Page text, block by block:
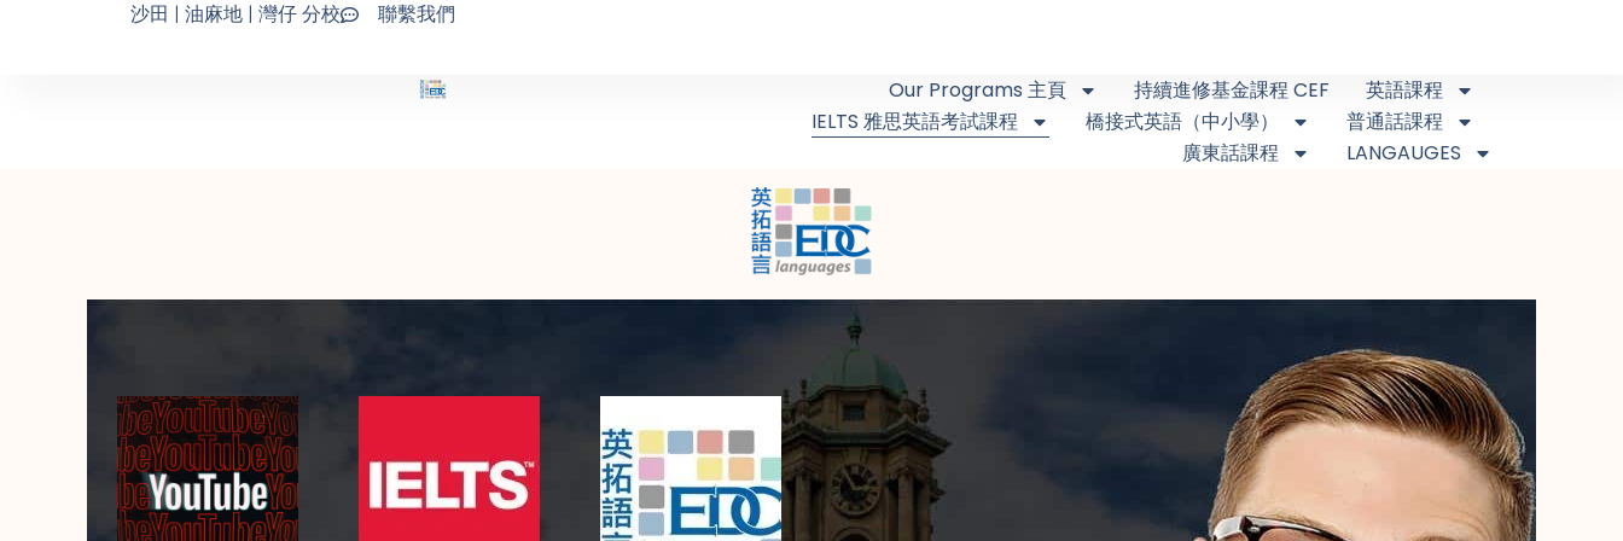
沙田 | 油麻地 | 灣仔 分校 聯繫我們
Our Programs 主頁 持續進修基金課程 CEF
英語課程
IELTS 雅思英語考試課程
橋接式英語（中小學）
普通話課程
廣東話課程
LANGAUGES